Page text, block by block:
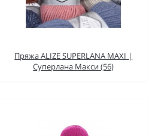
Пряжа ALIZE SUPERLANA MAXI |
Суперлана Макси (56)